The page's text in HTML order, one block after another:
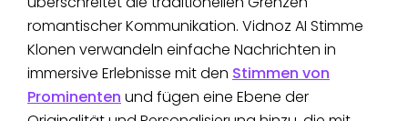
romantischer Kommunikation. Vidnoz AI Stimme
Klonen verwandeln einfache Nachrichten in
immersive Erlebnisse mit den Stimmen von
Prominenten und fügen eine Ebene der